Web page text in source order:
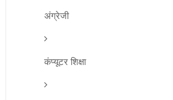
अंग्रेजी
कंप्यूटर शिक्षा